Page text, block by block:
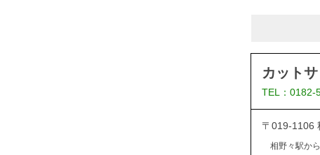
カット
TEL：
〒019-1106
相野々駅か